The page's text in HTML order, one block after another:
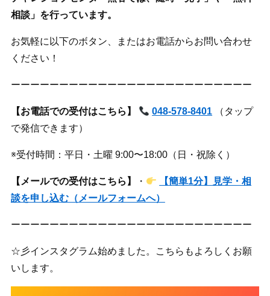
相談」を行っています。
お気軽に以下のボタン、またはお電話からお問い合わせ
ください！
ーーーーーーーーーーーーーーーーーーーーーーーーー
【お電話での受付はこちら】 048-578-8401 （タップ
で発信できます）
※受付時間：平日・土曜 9:00〜18:00（日・祝除く）
【メールでの受付はこちら】 ・
【簡単1分】見学・相
談を申し込む（メールフォームへ）
ーーーーーーーーーーーーーーーーーーーーーーーーー
☆彡インスタグラム始めました。こちらもよろしくお願
いします。